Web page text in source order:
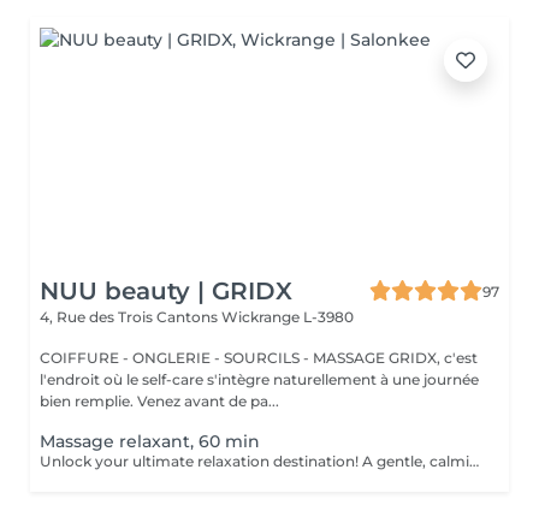
NUU beauty | GRIDX
97
4, Rue des Trois Cantons Wickrange L-3980
COIFFURE - ONGLERIE - SOURCILS - MASSAGE GRIDX, c'est
l'endroit où le self-care s'intègre naturellement à une journée
bien remplie. Venez avant de pa...
Massage relaxant, 60 min
Unlock your ultimate relaxation destination! A gentle, calming experience designed to soothe the nervous system and melt away daily stress. Long, flowing strokes, soft pressure, and calming aromas help you drift into deep relaxation and leave you feeling refreshed, rebalanced, and renewed. Age restrictions: there are no age restrictions for this procedure. Post procedure recommendations: do not do sport and any sharp movements 2-3 hours after the procedure. Frequency: 1-2 times per week, 10 times in total. Repeat once in 3-6 months.